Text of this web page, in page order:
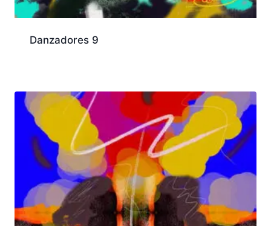
Danzadores 9